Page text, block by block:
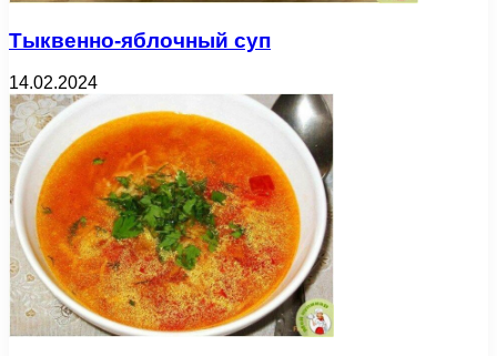
Тыквенно-яблочный суп
14.02.2024